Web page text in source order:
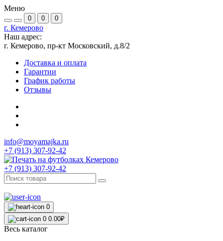
Меню
0 0 0
г. Кемерово
Наш адрес:
г. Кемерово, пр-кт Московский, д.8/2
Доставка и оплата
Гарантии
График работы
Отзывы
info@moyamajka.ru
+7 (913) 307-92-42
+7 (913) 307-92-42
0
0 0.00₽
Весь каталог